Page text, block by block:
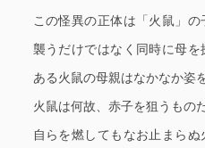
この怪異の正体は「火鼠」
襲うだけではなく同時に母
ある火鼠の母親はなかなか姿
火鼠は何故、赤子を狙うもの
自らを燃してもなお止まら